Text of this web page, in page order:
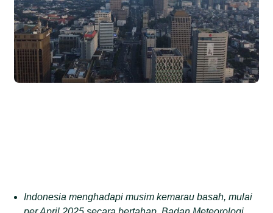
Indonesia menghadapi musim kemarau basah, mulai